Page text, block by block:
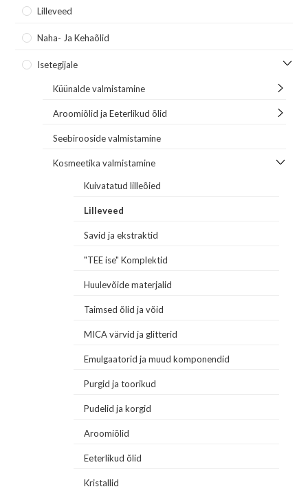
Lilleveed
Naha- Ja Kehaõlid
Isetegijale
Küünalde valmistamine
Aroomiõlid ja Eeterlikud õlid
Seebirooside valmistamine
Kosmeetika valmistamine
Kuivatatud lilleõied
Lilleveed
Savid ja ekstraktid
"TEE ise" Komplektid
Huulevõide materjalid
Taimsed õlid ja võid
MICA värvid ja glitterid
Emulgaatorid ja muud komponendid
Purgid ja toorikud
Pudelid ja korgid
Aroomiõlid
Eeterlikud õlid
Kristallid